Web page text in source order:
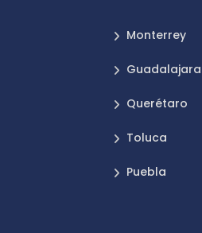
Monterrey
Guadalajara
Querétaro
Toluca
Puebla